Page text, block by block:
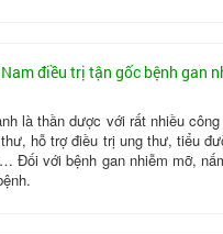
điều trị tận gốc bệnh gan
là thần dược với rất nhiều
hỗ trợ điều trị ung thư, tiểu
Đối với bệnh gan nhiễm mỡ,